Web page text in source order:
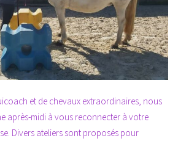
et de chevaux extraordinaires, nous
après-midi à vous reconnecter à votre
Divers ateliers sont proposés pour